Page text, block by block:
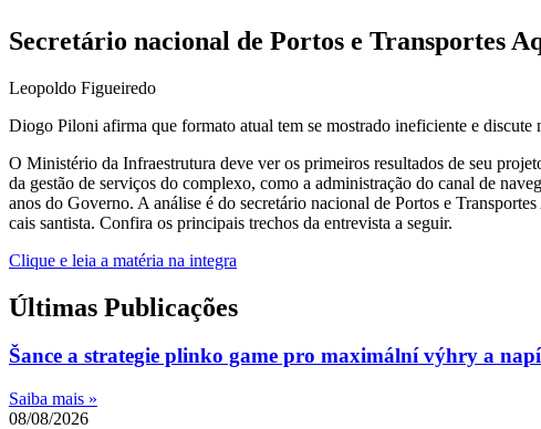
Secretário nacional de Portos e Transportes
Leopoldo Figueiredo
Diogo Piloni afirma que formato atual tem se mostrado ineficiente e discute
O Ministério da Infraestrutura deve ver os primeiros resultados de seu
da gestão de serviços do complexo, como a administração do canal de
anos do Governo. A análise é do secretário nacional de Portos e
cais santista. Confira os principais trechos da entrevista a seguir.
Clique e leia a matéria na integra
Últimas Publicações
Šance a strategie plinko game pro maximální výhry a
Saiba mais »
08/08/2026